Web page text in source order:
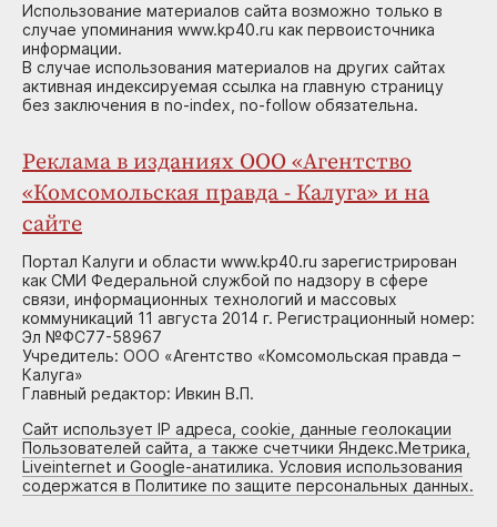
Использование материалов сайта возможно только в
случае упоминания www.kp40.ru как первоисточника
информации.
В случае использования материалов на других сайтах
активная индексируемая ссылка на главную страницу
без заключения в no-index, no-follow обязательна.
Реклама в изданиях ООО «Агентство
«Комсомольская правда - Калуга» и на
сайте
Портал Калуги и области www.kp40.ru зарегистрирован
как СМИ Федеральной службой по надзору в сфере
связи, информационных технологий и массовых
коммуникаций 11 августа 2014 г. Регистрационный номер:
Эл №ФС77-58967
Учредитель: ООО «Агентство «Комсомольская правда –
Калуга»
Главный редактор: Ивкин В.П.
Сайт использует IP адреса, cookie, данные геолокации
Пользователей сайта, а также счетчики Яндекс.Метрика,
Liveinternet и Google-анатилика. Условия использования
содержатся в Политике по защите персональных данных.